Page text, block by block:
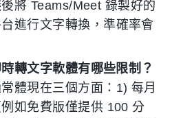
將 Teams/Meet 錄製好的
進行文字轉換，準確率會
轉文字軟體有哪些限制？
體現在三個方面：1) 每月
如免費版僅提供 100 分